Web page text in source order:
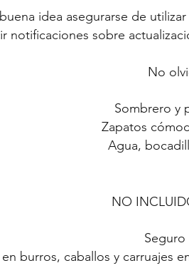
idea asegurarse de
notificaciones sobre
No
Sombrero y
Zapatos
Agua,
NO
Seguro
burros, caballos y carruajes